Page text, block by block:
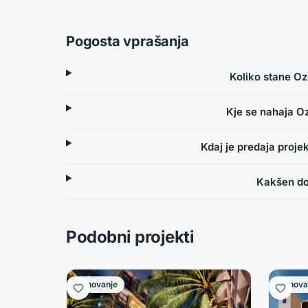
Pogosta vprašanja
Koliko stane
Kje se nahaja
Kdaj je predaja
Kakšen
Podobni projekti
Stanovanje